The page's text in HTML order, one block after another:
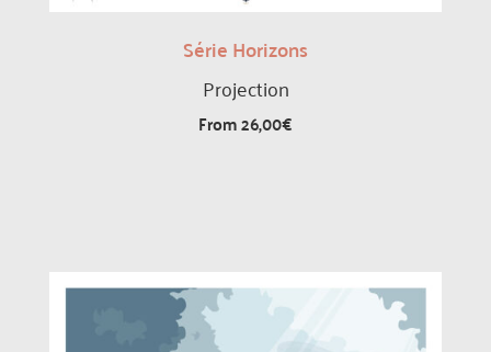
Série Horizons
Projection
From26,00€